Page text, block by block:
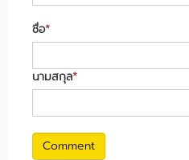
ชื่อ*
นามสกุล*
Comment